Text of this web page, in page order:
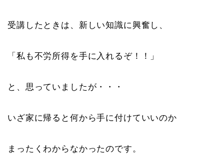
受講したときは、新しい知識に興奮し、
「私も不労所得を手に入れるぞ！！」
と、思っていましたが・・・
いざ家に帰ると何から手に付けていいのか
まったくわからなかったのです。